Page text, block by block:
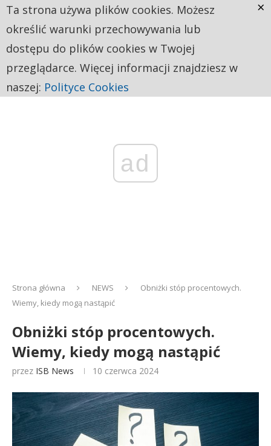
ad
Strona główna NEWS
Obniżki stóp procentowych.
Wiemy, kiedy mogą nastąpić
Obniżki stóp procentowych.
Wiemy, kiedy mogą nastąpić
przez ISB News 10 czerwca 2024
Ta strona używa plików cookies. Możesz
określić warunki przechowywania lub
dostępu do plików cookies w Twojej
przeglądarce. Więcej informacji znajdziesz w
naszej: Polityce Cookies
×